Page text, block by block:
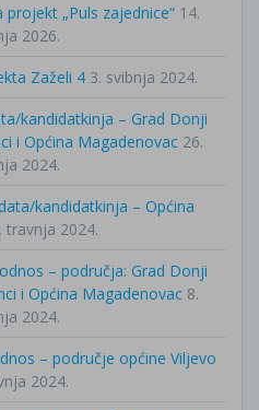
„Puls zajednice“ 14.
2026.
Zaželi 4 3. svibnja 2024.
kandidatkinja – Grad Donji
i Općina Magadenovac 26.
2024.
kandidatkinja – Općina
travnja 2024.
– područja: Grad Donji
i Općina Magadenovac 8.
2024.
– područje općine Viljevo
2024.